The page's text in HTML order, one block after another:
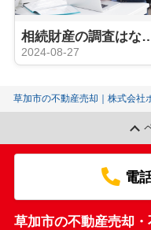
相続財産の調査はなぜ必要？
2024-08-27
草加市の不動産売却｜株式会
電
草加市の不動産売却